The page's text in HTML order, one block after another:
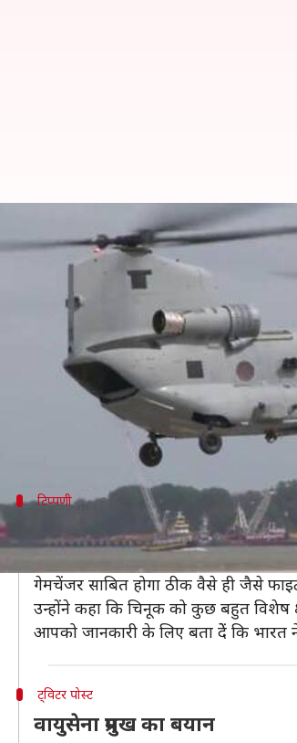
भारतीय वायुसेना में
प्रमोद कुमार Mar 25, 2019
क्या है खबर?
भारतीय वायुसेना ने अपनी ताकत को
इस हेलिकॉप्टर को विमान कंपनी बोइंग
किया गया।
उन्होंने इसे सैन्य इतिहास का महत्वपूर्ण
टिप्पणी
वायुसेना प्रमुख ने कही यह बात
चंडीगढ़ एयरबेस पर चिनूक हेलिकॉप्टर के
गेमचेंजर साबित होगा ठीक वैसे ही जैसे
उन्होंने कहा कि चिनूक को कुछ बहुत विशेष
आपको जानकारी के लिए बता देें कि भारत
ट्विटर पोस्ट
वायुसेना प्रमुख का बयान